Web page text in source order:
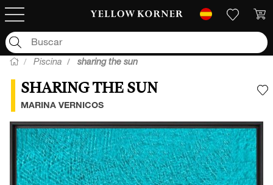
Piscina sharing the sun
SHARING THE SUN
MARINA VERNICOS